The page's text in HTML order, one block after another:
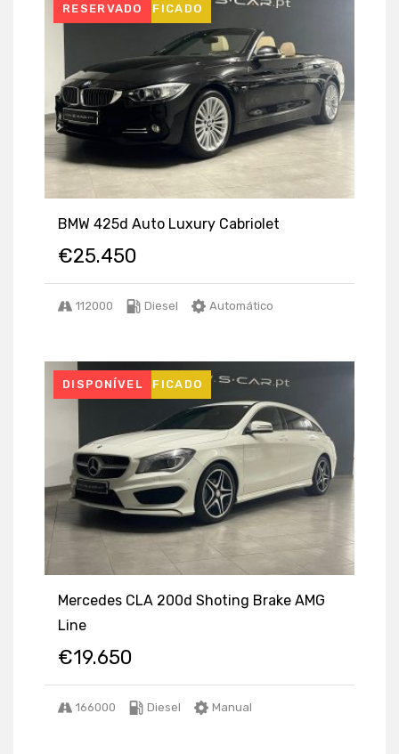
USADO CERTIFICADO
RESERVADO
BMW 425d Auto Luxury Cabriolet
€25.450
112000 Diesel Automático
USADO CERTIFICADO
DISPONÍVEL
Mercedes CLA 200d Shoting Brake AMG
Line
€19.650
166000 Diesel Manual